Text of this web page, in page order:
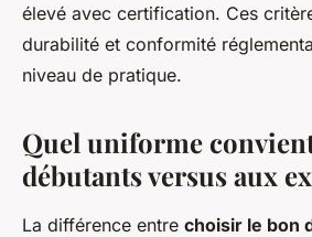
élevé avec certification. Ces
durabilité et conformité
niveau de pratique.
Quel uniforme
débutants versus aux
La différence entre choisir le bon